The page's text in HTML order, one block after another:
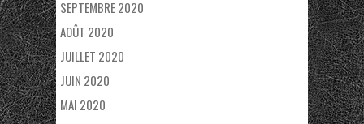
SEPTEMBRE 2020
AOÛT 2020
JUILLET 2020
JUIN 2020
MAI 2020